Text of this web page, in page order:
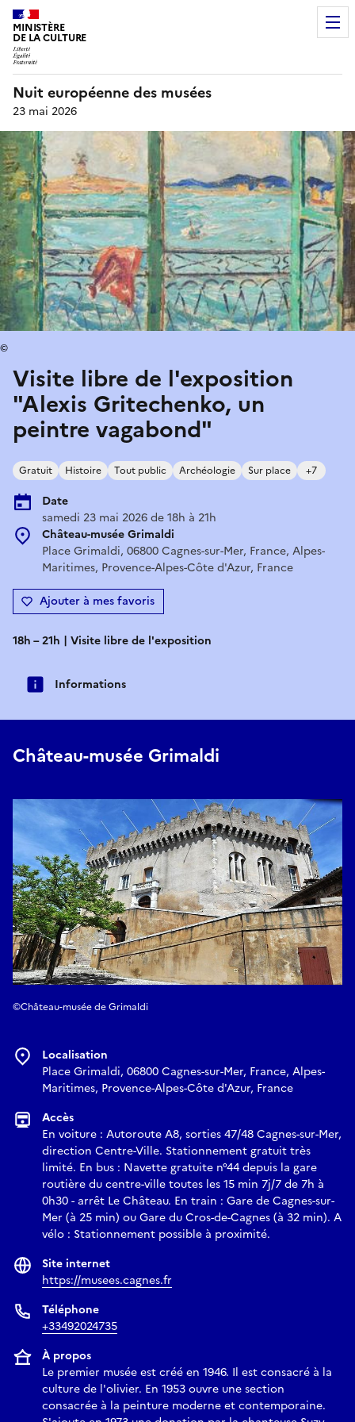
MINISTÈRE
DE LA CULTURE
Nuit européenne des musées
23 mai 2026
Visite libre de l'exposition
"Alexis Gritechenko, un
peintre vagabond"
Gratuit Histoire Tout public Archéologie Sur place +7
Date
samedi 23 mai 2026 de 18h à 21h
Château-musée Grimaldi
Place Grimaldi, 06800 Cagnes-sur-Mer, France, Alpes-
Maritimes, Provence-Alpes-Côte d'Azur, France
Ajouter à mes favoris
©
18h – 21h | Visite libre de l'exposition
Informations
Château-musée Grimaldi
©Château-musée de Grimaldi
Localisation
Place Grimaldi, 06800 Cagnes-sur-Mer, France, Alpes-
Maritimes, Provence-Alpes-Côte d'Azur, France
Accès
En voiture : Autoroute A8, sorties 47/48 Cagnes-sur-Mer,
direction Centre-Ville. Stationnement gratuit très
limité. En bus : Navette gratuite n°44 depuis la gare
routière du centre-ville toutes les 15 min 7j/7 de 7h à
0h30 - arrêt Le Château. En train : Gare de Cagnes-sur-
Mer (à 25 min) ou Gare du Cros-de-Cagnes (à 32 min). A
vélo : Stationnement possible à proximité.
Site internet
https://musees.cagnes.fr
Téléphone
+33492024735
À propos
Le premier musée est créé en 1946. Il est consacré à la
culture de l'olivier. En 1953 ouvre une section
consacrée à la peinture moderne et contemporaine.